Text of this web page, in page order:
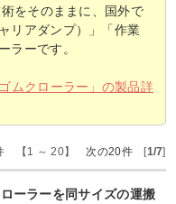
をそのままに、国外で
リアダンプ）」「作業
ラーです。
ムクローラー」の製品詳
【1 ～ 20】 次の20件[1/7]
ーラーを同サイズの運搬